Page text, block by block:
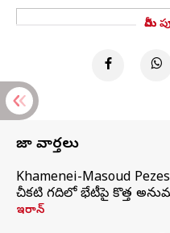
మీరు
తాజా వార్తలు
Khamenei-Masoud
చీకటి గదిలో భేటీపై కొత్త
ఇరాన్